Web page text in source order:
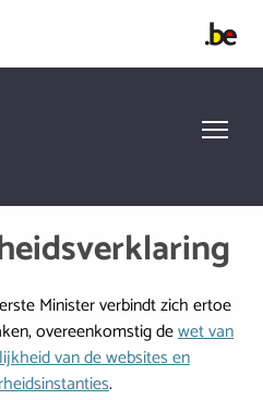
Minister verbindt zich ertoe
overeenkomstig dewet van
van de websites en
.